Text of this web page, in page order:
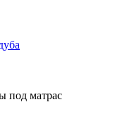
под матрас